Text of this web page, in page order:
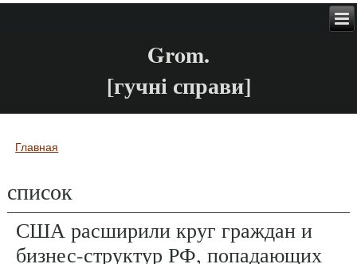
Grom.
[гучні справи]
Вы здесь
Главная
список
США расширили круг граждан и
бизнес-структур РФ, попадающих